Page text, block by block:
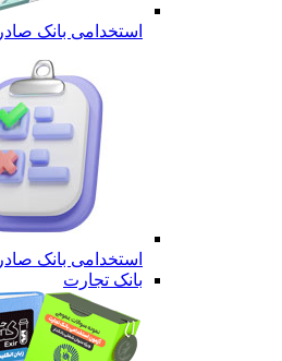
استخدامی بانک صادرات
استخدامی بانک صادرات
بانک تجارت